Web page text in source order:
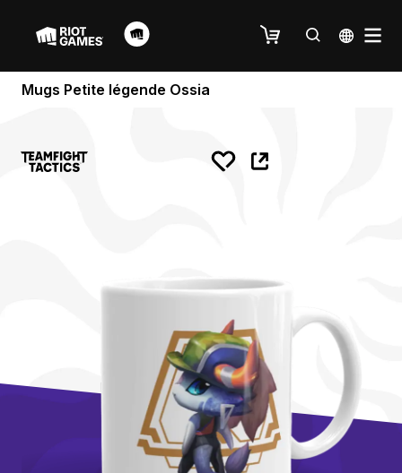
Mugs Petite légende Ossia